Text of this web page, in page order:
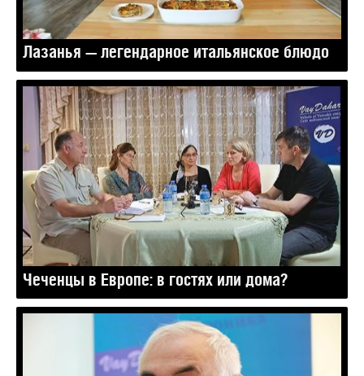
Лазанья — легендарное итальянское блюдо
Чеченцы в Европе: в гостях или дома?